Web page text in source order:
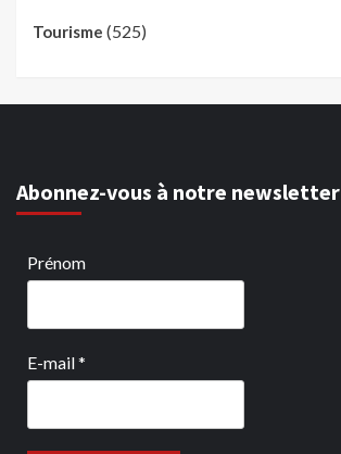
Tourisme (525)
Abonnez-vous à notre newsletter
Prénom
E-mail*